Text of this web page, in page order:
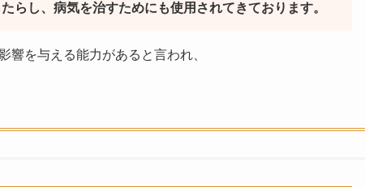
らし、病気を治すためにも使用されてきております。
響を与える能力があると言われ、